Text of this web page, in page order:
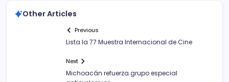
Other Articles
Previous
Lista la 77 Muestra Internacional de Cine
Next
Michoacán refuerza grupo especial